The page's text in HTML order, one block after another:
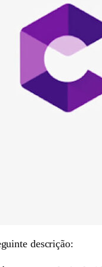
descrição: